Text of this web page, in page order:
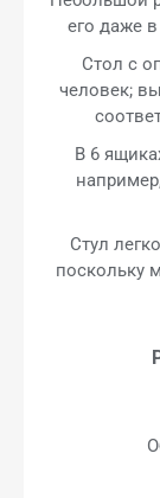
его даже
Стол с
человек;
В 6
Стул
поскольку